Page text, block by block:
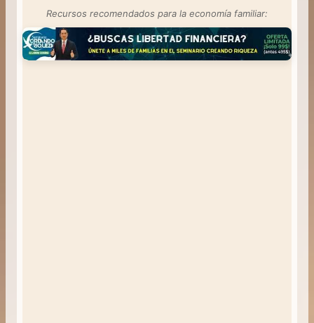
Recursos recomendados para la economía familiar: